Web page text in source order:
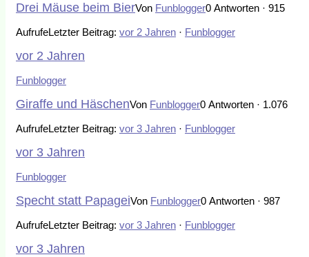
Drei Mäuse beim BierVon Funblogger0 Antworten · 915
AufrufeLetzter Beitrag: vor 2 Jahren · Funblogger
vor 2 Jahren
Funblogger
Giraffe und HäschenVon Funblogger0 Antworten · 1.076
AufrufeLetzter Beitrag: vor 3 Jahren · Funblogger
vor 3 Jahren
Funblogger
Specht statt PapageiVon Funblogger0 Antworten · 987
AufrufeLetzter Beitrag: vor 3 Jahren · Funblogger
vor 3 Jahren